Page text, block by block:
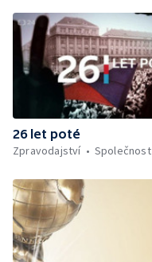
26 let poté
Zpravodajství
Společnost